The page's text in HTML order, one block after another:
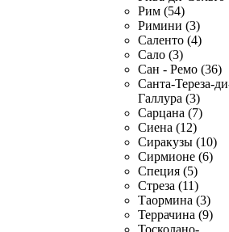
Рим (54)
Римини (3)
Саленто (4)
Сало (3)
Сан - Ремо (36)
Санта-Тереза-
Галлура (3)
Сарцана (7)
Сиена (12)
Сиракузы (10)
Сирмионе (6)
Специя (5)
Стреза (11)
Таормина (3)
Террачина (9)
Тосколано-